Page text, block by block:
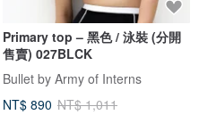
Primary top – 黑色 / 泳裝 (分開
售賣) 027BLCK
Bullet by Army of Interns
NT$ 890 NT$ 1,011